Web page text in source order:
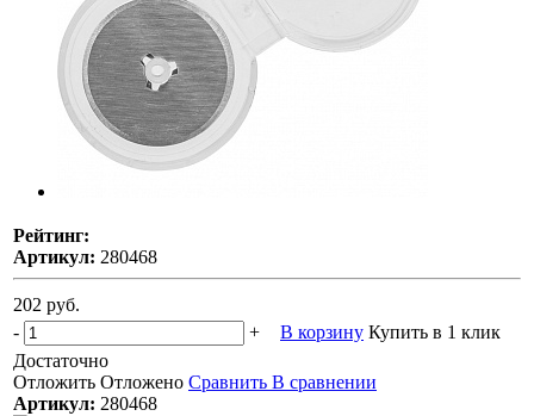
Рейтинг:
Артикул: 280468
202 руб.
-
+ В корзину Купить в 1 клик
Достаточно
Отложить Отложено Сравнить В сравнении
Артикул: 280468